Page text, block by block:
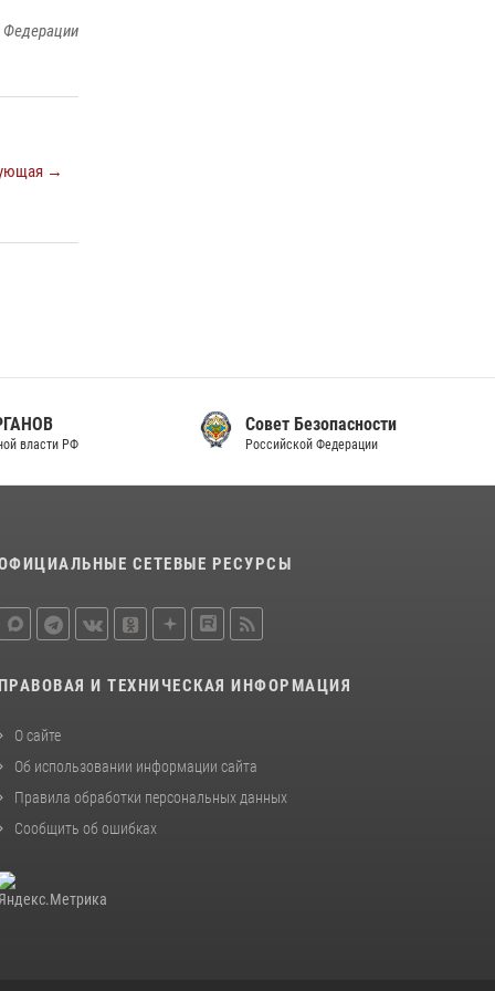
Федерации
→
Совет Безопасности
Российской Федерации
СЕТЕВЫЕ РЕСУРСЫ
ПРАВОВАЯ И ТЕХНИЧЕСКАЯ ИНФОРМАЦИЯ
О сайте
Об использовании информации сайта
Правила обработки персональных данных
Сообщить об ошибках